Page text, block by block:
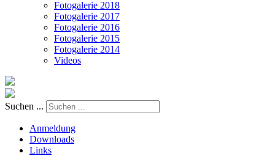
Fotogalerie 2018
Fotogalerie 2017
Fotogalerie 2016
Fotogalerie 2015
Fotogalerie 2014
Videos
Suchen ...
Anmeldung
Downloads
Links